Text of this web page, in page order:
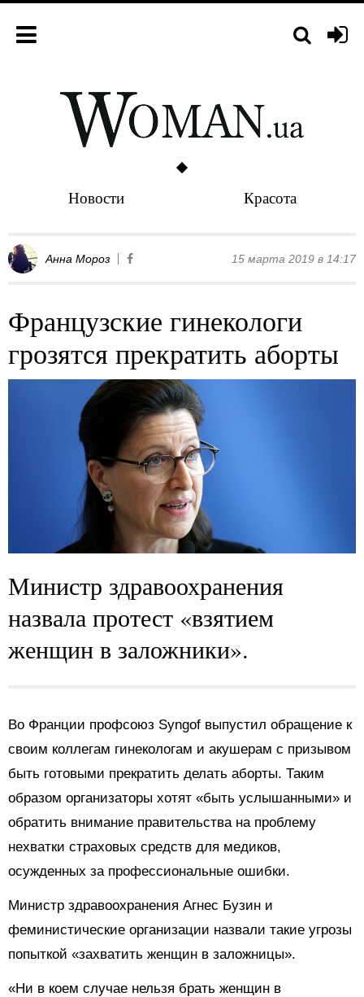
Новости Красота
Анна Мороз 15 марта 2019 в 14:17
Французские гинекологи
грозятся прекратить аборты
Министр здравоохранения
назвала протест «взятием
женщин в заложники».
Во Франции профсоюз Syngof выпустил обращение к
своим коллегам гинекологам и акушерам с призывом
быть готовыми прекратить делать аборты. Таким
образом организаторы хотят «быть услышанными» и
обратить внимание правительства на проблему
нехватки страховых средств для медиков,
осужденных за профессиональные ошибки.
Министр здравоохранения Агнес Бузин и
феминистические организации назвали такие угрозы
попыткой «захватить женщин в заложницы».
«Ни в коем случае нельзя брать женщин в